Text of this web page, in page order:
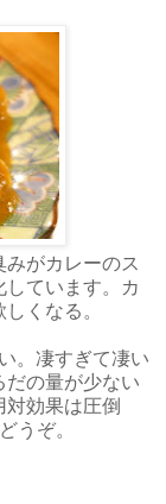
がカレーのス
ています。カ
くなる。
。凄すぎて凄い
だの量が少ない
効果は圧倒
うぞ。